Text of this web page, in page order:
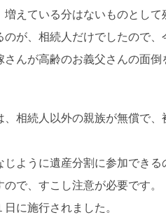
えている分はないものとし
のが、相続人だけでしたので
さんが高齢のお義父さんの面
、相続人以外の親族が無償で
じように遺産分割に参加でき
で、すこし注意が必要です。
に施行されました。